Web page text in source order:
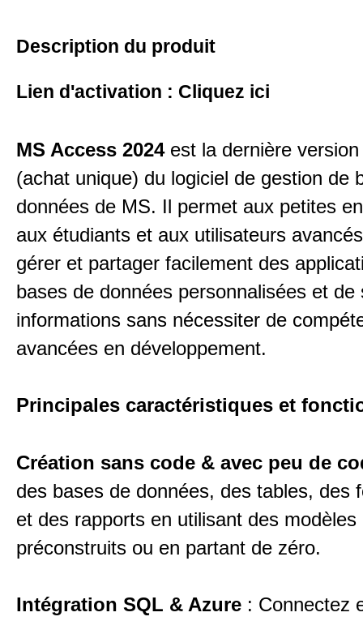
Description du produit
Lien d'activation : Cliquez ici
MS Access 2024est la dernière version
(achat unique) du logiciel de gestion de
données de MS. Il permet aux petites
aux étudiants et aux utilisateurs
gérer et partager facilement des
bases de données personnalisées et de
informations sans nécessiter de
avancées en développement.
Principales caractéristiques et
Création sans code & avec peu de
des bases de données, des tables, des
et des rapports en utilisant des modèles
préconstruits ou en partant de zéro.
Intégration SQL & Azure : Connectez